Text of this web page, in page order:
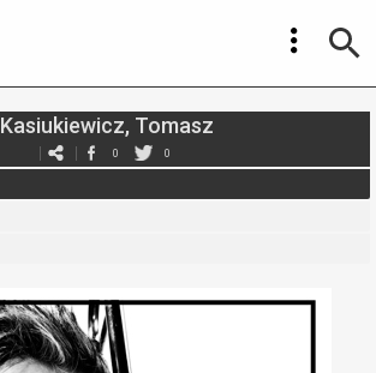
Kasiukiewicz, Tomasz
0 0